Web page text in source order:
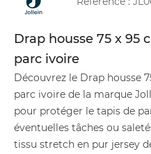
Drap housse 75 x 95
parc ivoire
Découvrez le Drap housse
parc ivoire de la marque
pour protéger le tapis de
éventuelles tâches ou
tissu stretch en pur jersey